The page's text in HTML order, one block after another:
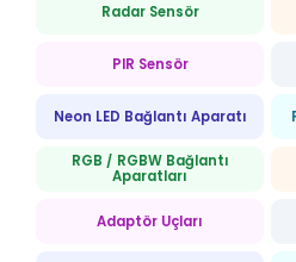
Radar Sensör
PIR Sensör
Neon LED Bağlantı Aparatı
RGB / RGBW Bağlantı
Aparatları
Adaptör Uçları